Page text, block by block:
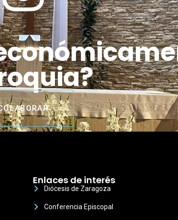
Enlaces de interés
Diócesis de Zaragoza
Conferencia Episcopal